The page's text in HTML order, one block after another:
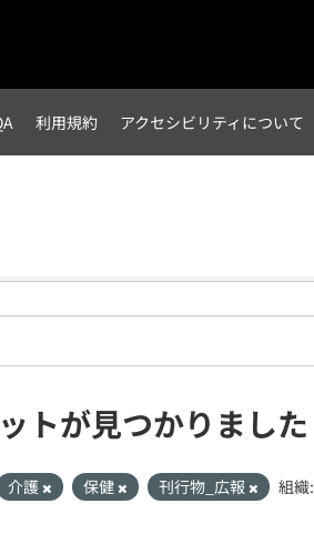
利用規約 アクセシビリティについて
トが見つかりました
介護 保健 刊行物_広報
組織: